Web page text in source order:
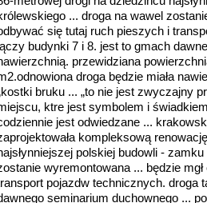
... droga na wawel
się tutaj ruch pieszych i
budynki 7 i 8. jest to gmach
przewidziana
droga będzie miała
bruku ... „to nie jest zwyczajny
ktre jest symbolem i
jest odwiedzane ...
kompleksową
polskiej budowli -
wyremontowana ... będzie
pojazdw technicznych. droga
seminarium duchownego ...